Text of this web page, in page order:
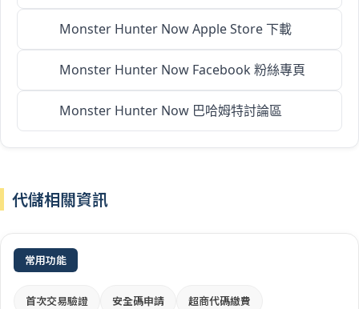
Monster Hunter Now Apple Store 下載
Monster Hunter Now Facebook 粉絲專頁
Monster Hunter Now 巴哈姆特討論區
代儲相關資訊
常用功能
首次交易驗證 安全碼申請 超商代碼繳費